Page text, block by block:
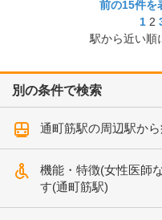
前の15件を
1 2
駅から近い順
別の条件で検索
通町筋駅の周辺駅か
機能・特徴(女性医師
す(通町筋駅)